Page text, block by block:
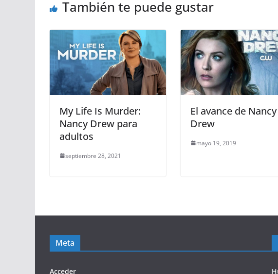
También te puede gustar
My Life Is Murder:
Nancy Drew para
adultos
septiembre 28, 2021
El avance de Nancy
Drew
mayo 19, 2019
Meta
Acceder